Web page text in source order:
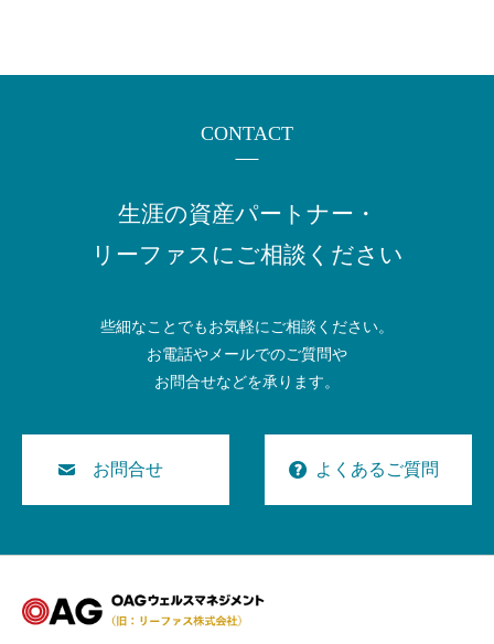
CONTACT
生涯の資産パートナー・
リーファスにご相談ください
些細なことでもお気軽にご相談ください。
お電話やメールでのご質問や
お問合せなどを承ります。
お問合せ よくあるご質問